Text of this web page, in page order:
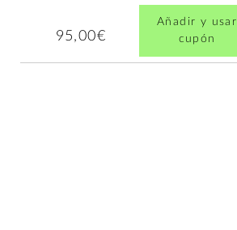
95,00€
Añadir y usar
cupón